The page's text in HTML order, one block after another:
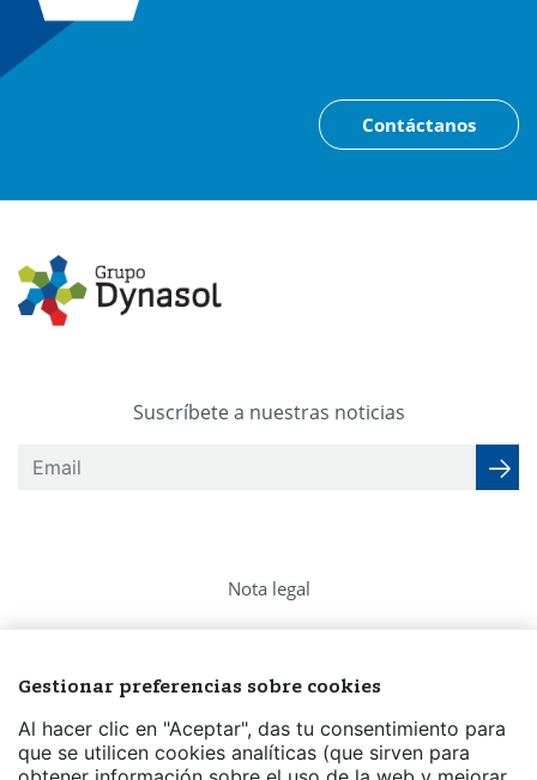
Contáctanos
Gestionar preferencias sobre cookies
Al hacer clic en "Aceptar", das tu consentimiento para
que se utilicen cookies analíticas (que sirven para
Suscríbete a nuestras noticias
Nota legal
Política de Cookies
Preguntas frecuentes